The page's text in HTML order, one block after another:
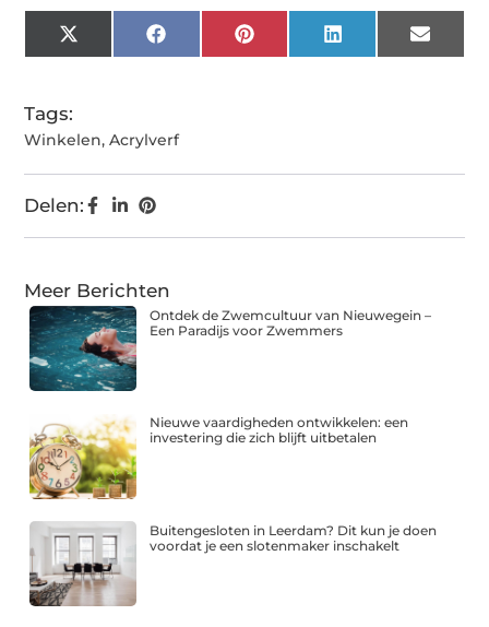
X
(Twitter)
FacebookPinterestLinkedIn Email
Tags:
Winkelen,Acrylverf
Delen:
Meer Berichten
Ontdek de Zwemcultuur van Nieuwegein –
Een Paradijs voor Zwemmers
Nieuwe vaardigheden ontwikkelen: een
investering die zich blijft uitbetalen
Buitengesloten in Leerdam? Dit kun je doen
voordat je een slotenmaker inschakelt